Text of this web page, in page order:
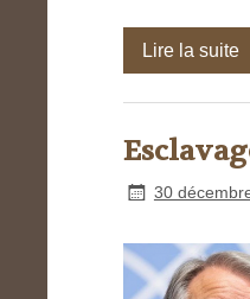
Lire la suite
30